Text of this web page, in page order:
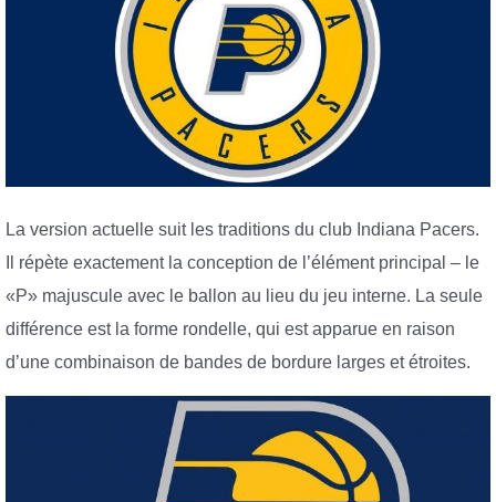
La version actuelle suit les traditions du club Indiana Pacers.
Il répète exactement la conception de l’élément principal – le
«P» majuscule avec le ballon au lieu du jeu interne. La seule
différence est la forme rondelle, qui est apparue en raison
d’une combinaison de bandes de bordure larges et étroites.